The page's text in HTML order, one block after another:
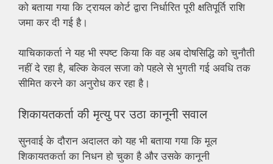
को बताया गया कि ट्रायल कोर्ट द्वारा निर्धारित पूरी क्षतिपूर्ति राशि
जमा कर दी गई है।
याचिकाकर्ता ने यह भी स्पष्ट किया कि वह अब दोषसिद्धि को चुनौती
नहीं दे रहा है, बल्कि केवल सजा को पहले से भुगती गई अवधि तक
सीमित करने का अनुरोध कर रहा है।
शिकायतकर्ता की मृत्यु पर उठा कानूनी सवाल
सुनवाई के दौरान अदालत को यह भी बताया गया कि मूल
शिकायतकर्ता का निधन हो चुका है और उसके कानूनी